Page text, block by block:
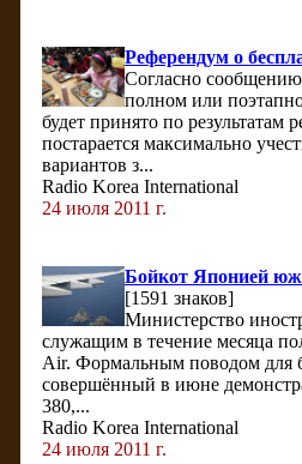
Референдум о
Согласно
полном или
будет принято по
постарается максимально
вариантов з...
Radio Korea International
24 июля 2011 г.
Бойкот Японией
[1591 знаков]
Министерство
служащим в течение месяца
Air. Формальным поводом для
совершённый в июне
380,...
Radio Korea International
24 июля 2011 г.